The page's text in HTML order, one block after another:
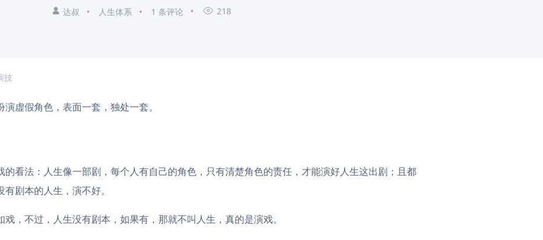
达叔 人生体系 1 条评论 218
技
虚假角色，表面一套，独处一套。
看法：人生像一部剧，每个人有自己的角色，只有清楚角色的责任，才能演好人生这出剧；且都
剧本的人生，演不好。
，不过，人生没有剧本，如果有，那就不叫人生，真的是演戏。